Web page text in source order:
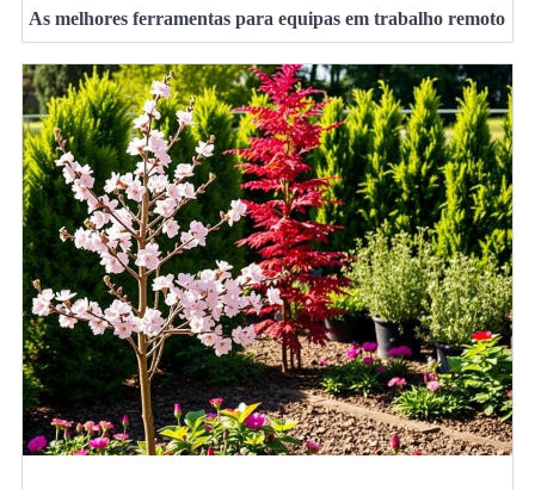
As melhores ferramentas para equipas em trabalho remoto